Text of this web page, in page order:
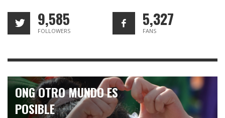
9,585
FOLLOWERS
5,327
FANS
ONG OTRO MUNDO ES
POSIBLE